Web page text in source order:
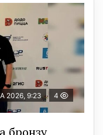
2026, 9:23 4
бронзу